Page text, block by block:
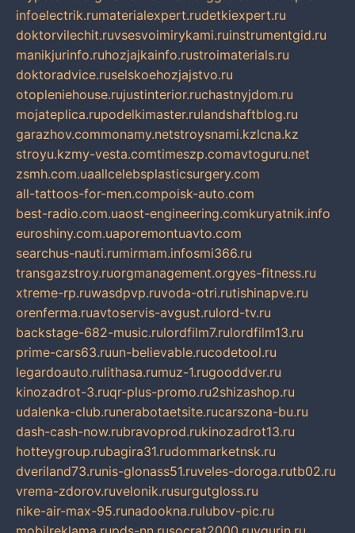
infoelectrik.rumaterialexpert.rudetkiexpert.ru
doktorvilechit.ruvsesvoimirykami.ruinstrumentgid.ru
manikjurinfo.ruhozjajkainfo.rustroimaterials.ru
doktoradvice.ruselskoehozjajstvo.ru
otopleniehouse.rujustinterior.ruchastnyjdom.ru
mojateplica.rupodelkimaster.rulandshaftblog.ru
garazhov.commonamy.netstroysnami.kzlcna.kz
stroyu.kzmy-vesta.comtimeszp.comavtoguru.net
zsmh.com.uaallcelebsplasticsurgery.com
all-tattoos-for-men.compoisk-auto.com
best-radio.com.uaost-engineering.comkuryatnik.info
euroshiny.com.uaporemontuavto.com
searchus-nauti.rumirmam.infosmi366.ru
transgazstroy.ruorgmanagement.orgyes-fitness.ru
xtreme-rp.ruwasdpvp.ruvoda-otri.rutishinapve.ru
orenferma.ruavtoservis-avgust.rulord-tv.ru
backstage-682-music.rulordfilm7.rulordfilm13.ru
prime-cars63.ruun-believable.rucodetool.ru
legardoauto.rulithasa.rumuz-1.rugooddver.ru
kinozadrot-3.ruqr-plus-promo.ru2shizashop.ru
udalenka-club.runerabotaetsite.rucarszona-bu.ru
dash-cash-now.rubravoprod.rukinozadrot13.ru
hotteygroup.rubagira31.rudommarketnsk.ru
dveriland73.runis-glonass51.ruveles-doroga.rutb02.ru
vrema-zdorov.ruvelonik.rusurgutgloss.ru
nike-air-max-95.runadookna.rulubov-pic.ru